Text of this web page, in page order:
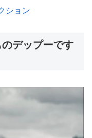
ション
デップーです